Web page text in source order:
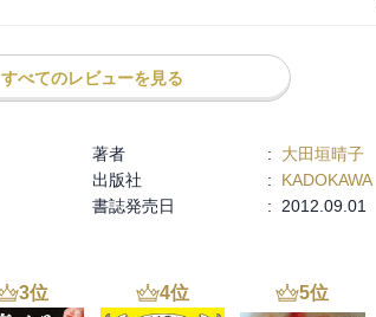
すべてのレビューを見る
著者 :
大田垣晴子
出版社 :
KADOKAWA
書誌発売日 :
2012.09.01
3位 4位 5位